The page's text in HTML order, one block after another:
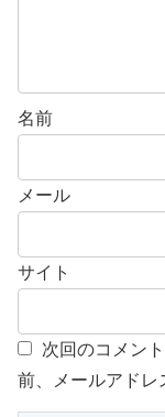
名前
メール
サイト
次回のコメン
前、メールアドレ